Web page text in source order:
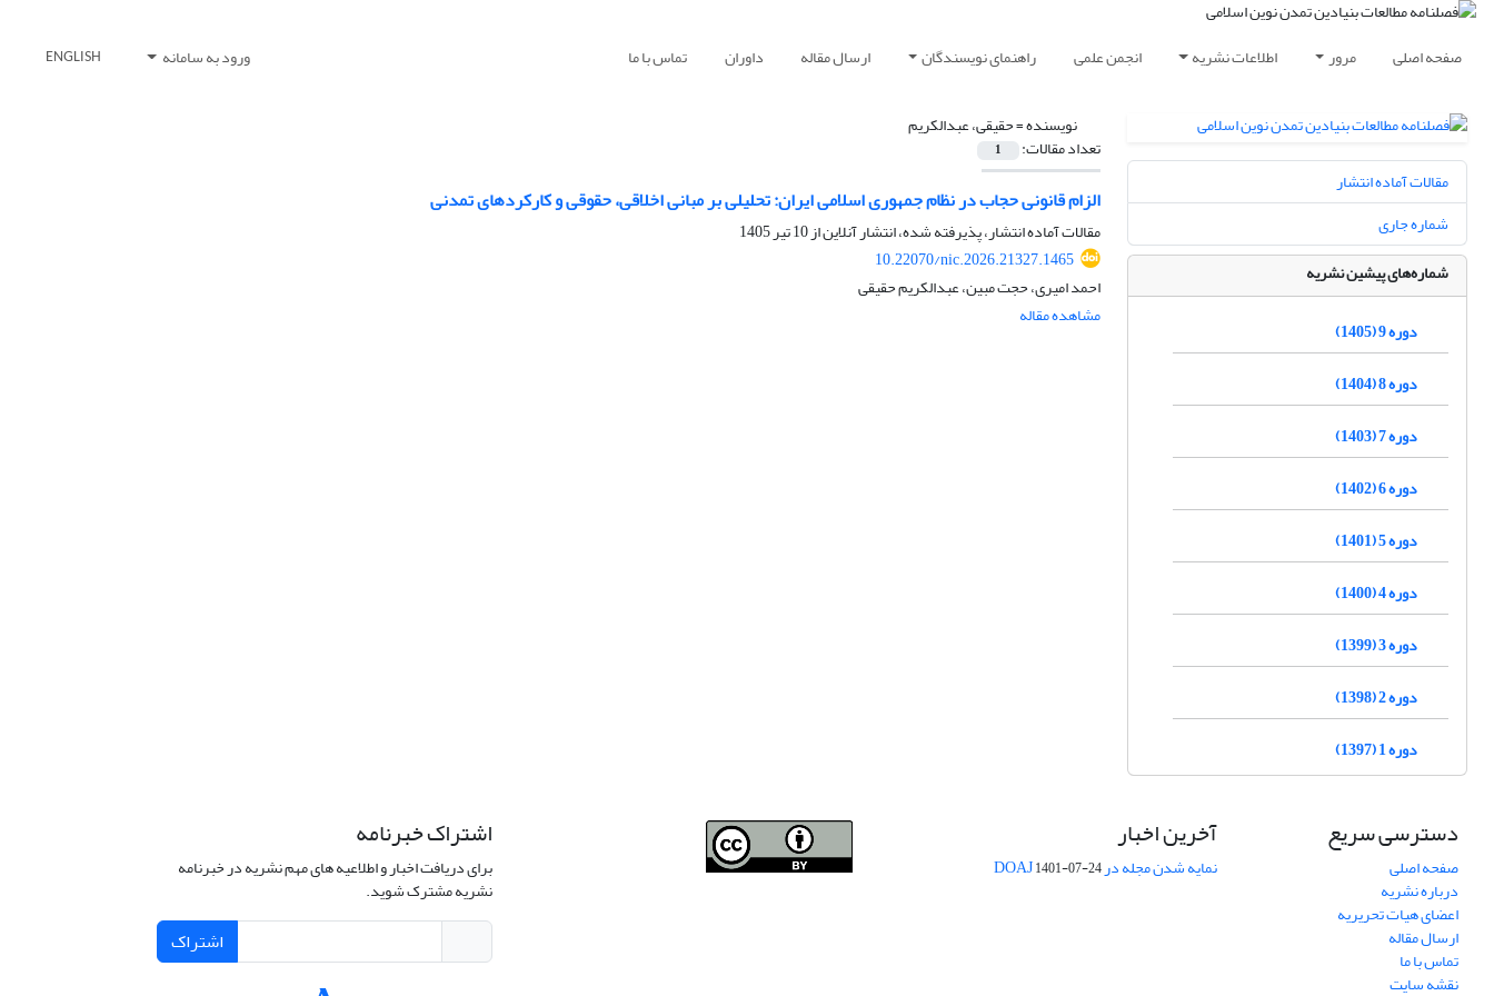
صفحه اصلی مرور اطلاعات نشریه انجمن علمی راهنمای نویسندگان ارسال مقاله داوران تماس با ما ورود به سامانه ENGLISH
نویسنده =حقیقی، عبدالکریم
تعداد مقالات: 1
الزام قانونی حجاب در نظام جمهوری اسلامی ایران: تحلیلی بر مبانی اخلاقی، حقوقی و کارکردهای تمدنی
مقالات آماده انتشار، پذیرفته شده، انتشار آنلاین از10 تیر 1405
10.22070/nic.2026.21327.1465
احمد امیری، حجت مبین، عبدالکریم حقیقی
مشاهده مقاله
مقالات آماده انتشار
شماره جاری
شماره‌های پیشین نشریه
دوره 9 (1405)
دوره 8 (1404)
دوره 7 (1403)
دوره 6 (1402)
دوره 5 (1401)
دوره 4 (1400)
دوره 3 (1399)
دوره 2 (1398)
دوره 1 (1397)
دسترسی سریع
صفحه اصلی
درباره نشریه
اعضای هیات تحریریه
ارسال مقاله
تماس با ما
نقشه سایت
آخرین اخبار
نمایه شدن مجله در DOAJ1401-07-24
اشتراک خبرنامه
برای دریافت اخبار و اطلاعیه های مهم نشریه در خبرنامه
نشریه مشترک شوید.
اشتراک